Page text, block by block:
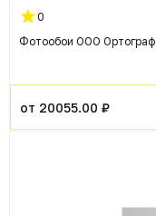
0
Фотообои ООО Ортограф
от 20055.00 ₽